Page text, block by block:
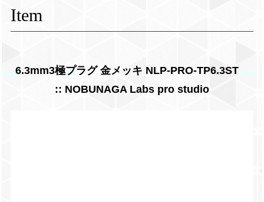
Item
6.3mm3極プラグ 金メッキ NLP-PRO-TP6.3ST
:: NOBUNAGA Labs pro studio